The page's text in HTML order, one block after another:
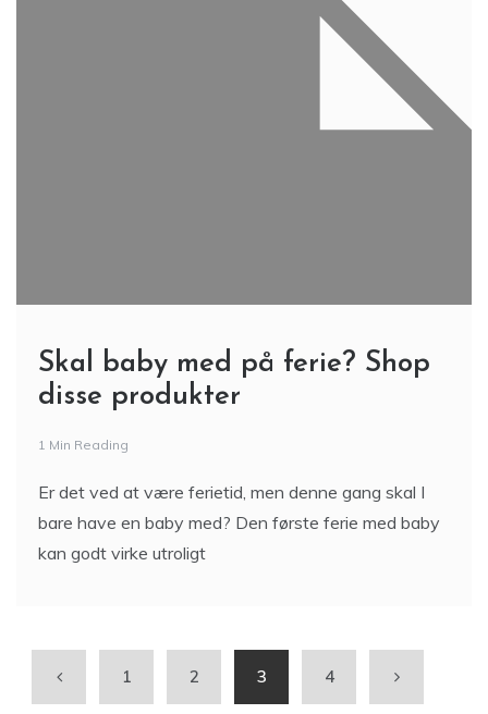
Skal baby med på ferie? Shop
disse produkter
1 Min Reading
Er det ved at være ferietid, men denne gang skal I
bare have en baby med? Den første ferie med baby
kan godt virke utroligt
1 2 3 4